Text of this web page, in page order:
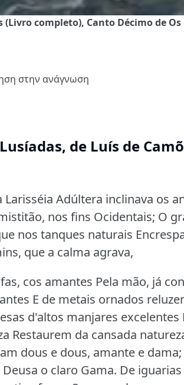
(Livro completo), Canto Décimo de
στην ανάγνωση
de Luís de
Adúltera inclinava os
nos fins Ocidentais; O
nos tanques naturais
que a calma agrava,
cos amantes Pela mão, já
E de metais ornados
d'altos manjares excelentes
Restaurem da cansada
dous e dous, amante e
o claro Gama. De